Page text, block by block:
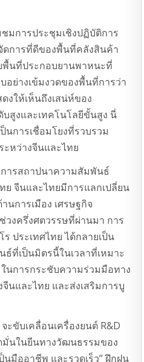
มการประชุมเชิงปฏิบัติการ
ดการที่ดีของพื้นที่คลังสินค้า
พื้นที่ประกอบยานพาหนะที่
อย่างเข้มงวดของพื้นที่การว่า
งให้เห็นถึงเสน่ห์ของ
สูงและเทคโนโลยีขั้นสูง นี่
นการเชื่อมโยงที่รวบรวม
หว่างจีนและไทย
ารสถาปนาความสัมพันธ์
ย จีนและไทยมีการแลกเปลี่ยน
นการเมือง เศรษฐกิจ
งครึ่งศตวรรษที่ผ่านมา การ
ประเทศไทย ได้กลายเป็น
ที่เป็นมิตรนี้ในเวลาที่เหมาะ
นการกระชับความร่วมมือทาง
นและไทย และส่งเสริมการบู
ะขับเคลื่อนเครื่องยนต์ R&D
มั่นในยีนทางวัฒนธรรมของ
นมืออาชีพ และรวดเร็ว” ฝึกฝน